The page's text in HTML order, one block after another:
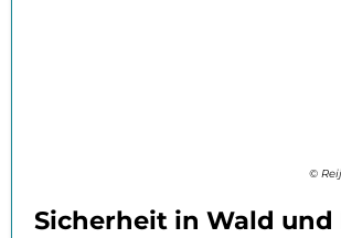
©
Sicherheit in Wald und